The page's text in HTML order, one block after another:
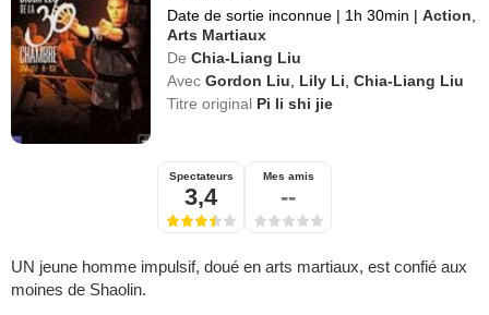
Date de sortie inconnue | 1h 30min | Action
Arts Martiaux
De Chia-Liang Liu
Avec Gordon Liu Lily Li ,Chia-Liang Liu
Titre original Pi li shi jie
Spectateurs
3,4
Mes amis
--
UN jeune homme impulsif, doué en arts martiaux, est confié aux
moines de Shaolin.